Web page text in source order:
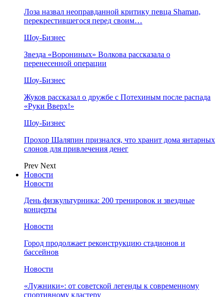
Лоза назвал неоправданной критику певца Shaman,
перекрестившегося перед своим…
Шоу-Бизнес
Звезда «Ворониных» Волкова рассказала о
перенесенной операции
Шоу-Бизнес
Жуков рассказал о дружбе с Потехиным после распада
«Руки Вверх!»
Шоу-Бизнес
Прохор Шаляпин признался, что хранит дома янтарных
слонов для привлечения денег
Prev Next
Новости
Новости
День физкультурника: 200 тренировок и звездные
концерты
Новости
Город продолжает реконструкцию стадионов и
бассейнов
Новости
«Лужники»: от советской легенды к современному
спортивному кластеру